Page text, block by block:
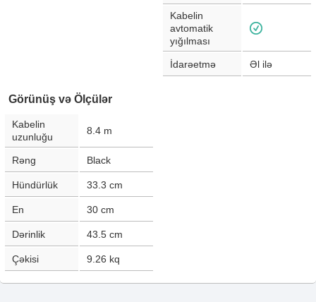
Kabelin
avtomatik
yığılması
İdarəetmə Əl ilə
Görünüş və Ölçülər
Kabelin
uzunluğu
8.4 m
Rəng Black
Hündürlük 33.3 cm
En 30 cm
Dərinlik 43.5 cm
Çəkisi 9.26 kq